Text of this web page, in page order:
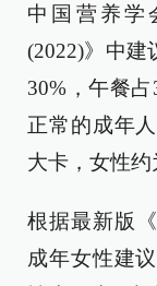
中国营养学
(2022)》中建
30%，午餐占
正常的成年
大卡，女性约
根据最新版
成年女性建